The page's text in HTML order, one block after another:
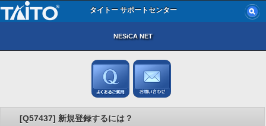
タイトー サポートセンター
NESiCA NET
[Q57437] 新規登録するには？